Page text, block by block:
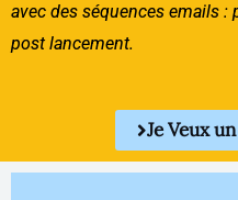
avec des séquences emails
post lancement.
Je Veux